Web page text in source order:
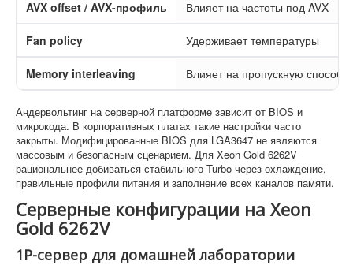
AVX offset / AVX-профиль Влияет на частоты под AVX
Fan policy Удерживает температуры
Memory interleaving Влияет на пропускную
Андервольтинг на серверной платформе зависит от BIOS и
микрокода. В корпоративных платах такие настройки часто
закрыты. Модифицированные BIOS для LGA3647 не являются
массовым и безопасным сценарием. Для Xeon Gold 6262V
рациональнее добиваться стабильного Turbo через охлаждение,
правильные профили питания и заполнение всех каналов памяти.
Серверные конфигурации на Xeon
Gold 6262V
1P-сервер для домашней лаборатории